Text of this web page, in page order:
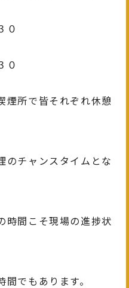
０
０
煙所で皆それぞれ休憩
のチャンスタイムとな
時間こそ現場の進捗状
でもあります。